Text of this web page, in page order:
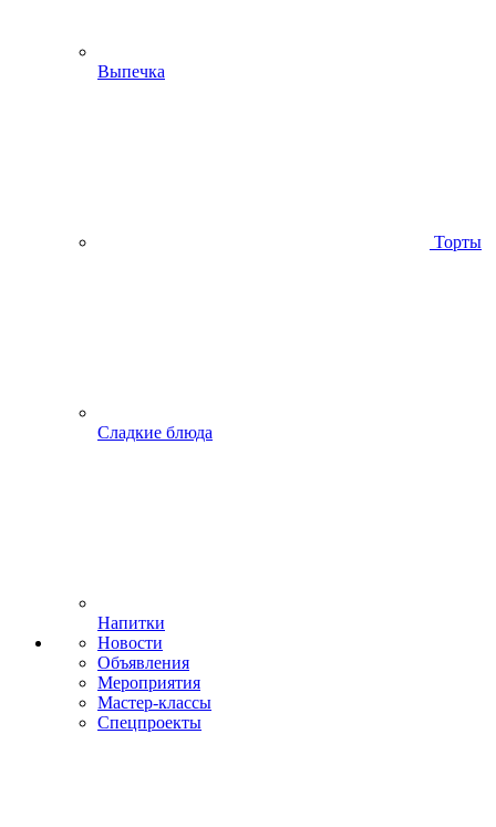
Выпечка
Торты
Сладкие блюда
Напитки
Новости
Объявления
Мероприятия
Мастер-классы
Спецпроекты